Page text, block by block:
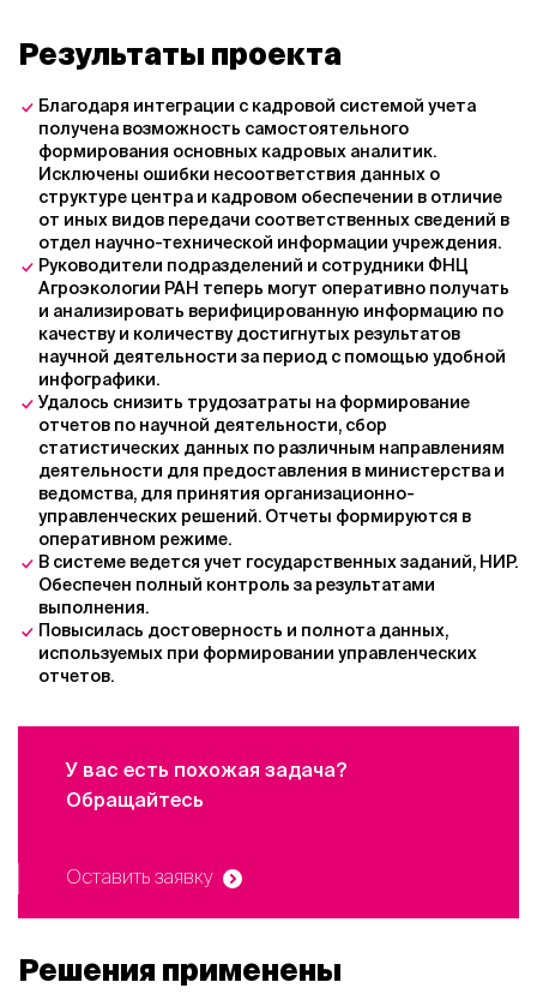
Результаты проекта
Благодаря интеграции с кадровой системой учета
получена возможность самостоятельного
формирования основных кадровых аналитик.
Исключены ошибки несоответствия данных о
структуре центра и кадровом обеспечении в отличие
от иных видов передачи соответственных сведений в
отдел научно-технической информации учреждения.
Руководители подразделений и сотрудники ФНЦ
Агроэкологии РАН теперь могут оперативно получать
и анализировать верифицированную информацию по
качеству и количеству достигнутых результатов
научной деятельности за период с помощью удобной
инфографики.
Удалось снизить трудозатраты на формирование
отчетов по научной деятельности, сбор
статистических данных по различным направлениям
деятельности для предоставления в министерства и
ведомства, для принятия организационно-
управленческих решений. Отчеты формируются в
оперативном режиме.
В системе ведется учет государственных заданий, НИР.
Обеспечен полный контроль за результатами
выполнения.
Повысилась достоверность и полнота данных,
используемых при формировании управленческих
отчетов.
У вас есть похожая задача?
Обращайтесь
Оставить заявку
Решения применены